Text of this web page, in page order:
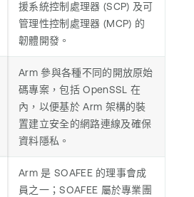
援系統控制處理器 (SCP) 及可
管理性控制處理器 (MCP) 的
韌體開發。
Arm 參與各種不同的開放原始
碼專案，包括 OpenSSL 在
內，以便基於 Arm 架構的裝
置建立安全的網路連線及確保
資料隱私。
Arm 是 SOAFEE 的理事會成
員之一；SOAFEE 屬於專業團